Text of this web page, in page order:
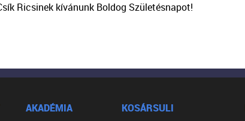
Ricsinek kívánunk Boldog Születésnapot!
AKADÉMIA
KOSÁRSULI